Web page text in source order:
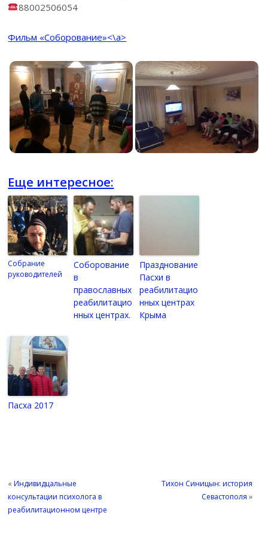
88002506054
Фильм «Соборование»<\a>
Еще интересное:
Собрание
руководителей
Соборование
в
православных
реабилитацио
нных центрах.
Празднование
Пасхи в
реабилитацио
нных центрах
Крыма
Пасха 2017
«Индивидцальные
консультации психолога в
реабилитационном центре
Тихон Синицын: история
Севастополя »